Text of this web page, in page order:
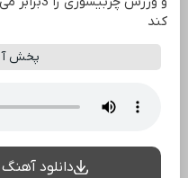
کند
پخش
دانلود آهنگ